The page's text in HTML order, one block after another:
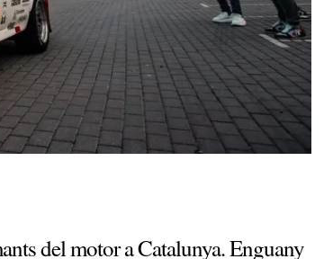
del motor a Catalunya. Enguany